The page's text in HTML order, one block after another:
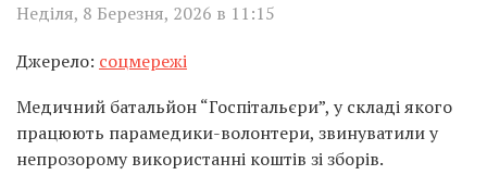
Неділя, 8 Березня, 2026 в 11:15
Джерело: соцмережі
Медичний батальйон “Госпітальєри”, у складі якого
працюють парамедики-волонтери, звинуватили у
непрозорому використанні коштів зі зборів.